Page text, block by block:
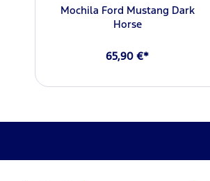
Mochila Ford Mustang Dark
Horse
65,90 €*